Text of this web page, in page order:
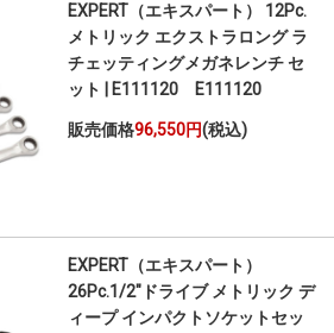
EXPERT（エキスパート） 12Pc.
メトリック エクストラロング ラ
チェッティングメガネレンチ セ
ット | E111120 E111120
販売価格96,550円(税込)
EXPERT（エキスパート）
26Pc.1/2"ドライブ メトリック デ
ィープ インパクトソケットセッ